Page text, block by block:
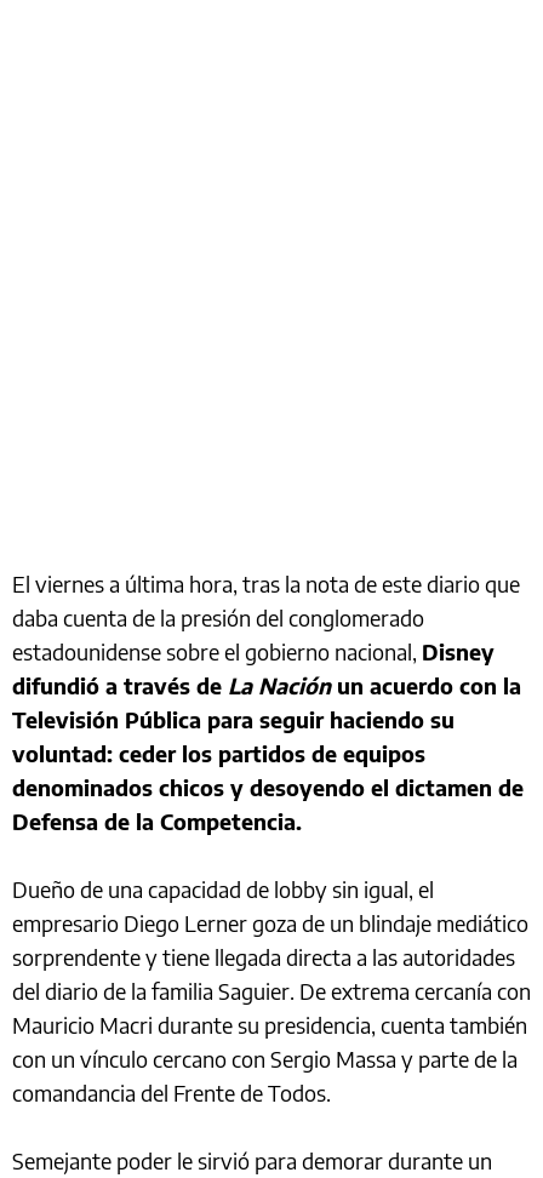
El viernes a última hora, tras la nota de este diario que
daba cuenta de la presión del conglomerado
estadounidense sobre el gobierno nacional, Disney
difundió a través de La Naciónun acuerdo con la
Televisión Pública para seguir haciendo su
voluntad: ceder los partidos de equipos
denominados chicos y desoyendo el dictamen de
Defensa de la Competencia.
Dueño de una capacidad de lobby sin igual, el
empresario Diego Lerner goza de un blindaje mediático
sorprendente y tiene llegada directa a las autoridades
del diario de la familia Saguier. De extrema cercanía con
Mauricio Macri durante su presidencia, cuenta también
con un vínculo cercano con Sergio Massa y parte de la
comandancia del Frente de Todos.
Semejante poder le sirvió para demorar durante un